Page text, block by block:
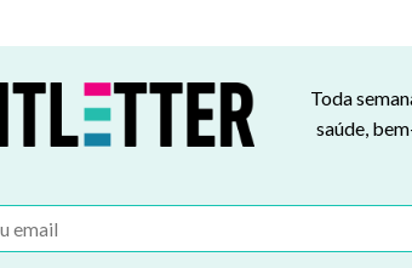
Toda
saúde,